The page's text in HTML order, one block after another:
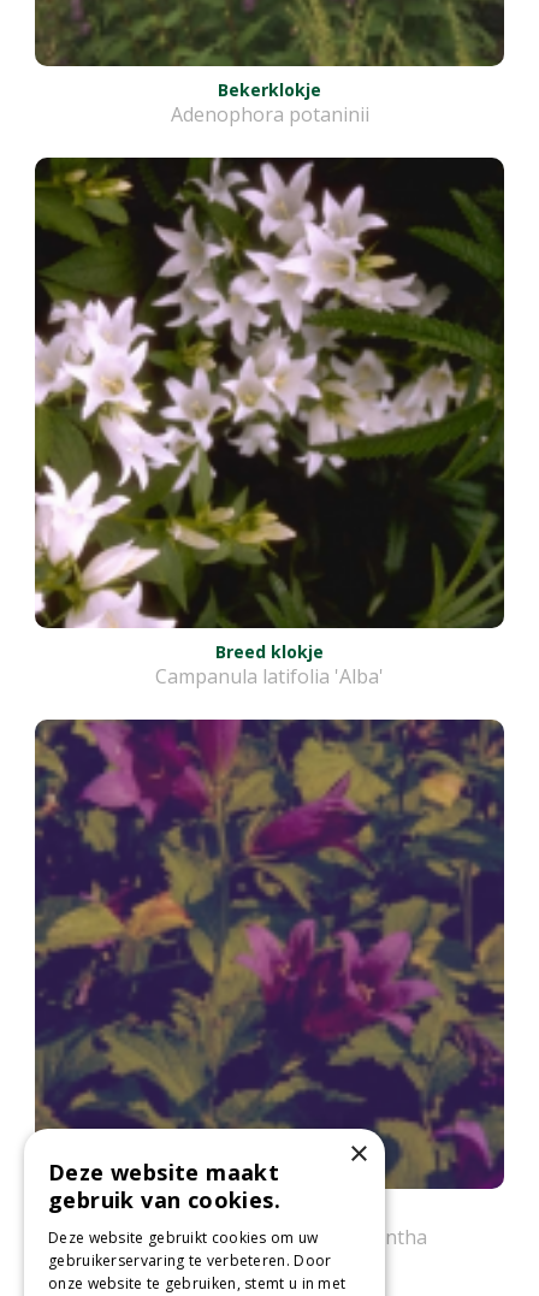
Bekerklokje
Adenophora potaninii
Breed klokje
Campanula latifolia 'Alba'
Breed klokje
Campanula latifolia var. macrantha
×
Deze website maakt
gebruik van cookies.
Deze website gebruikt cookies om uw
gebruikerservaring te verbeteren. Door
onze website te gebruiken, stemt u in met